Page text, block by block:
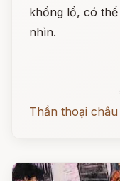
khổng lồ, có
nhìn.
Thần thoại